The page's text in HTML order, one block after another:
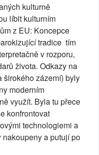
kulturně
líbit kulturním
z EU: Koncepce
tradice tím
v rozporu,
života. Odkazy na
širokého zázemí) byly
moderním
využít. Byla tu přece
konfrontovat
technologiemi a
a putují po